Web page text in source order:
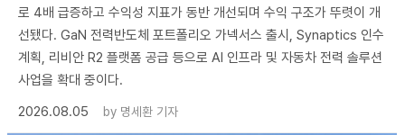
로 4배 급증하고 수익성 지표가 동반 개선되며 수익 구조가 뚜렷이 개
선됐다. GaN 전력반도체 포트폴리오 가넥서스 출시, Synaptics 인수
계획, 리비안 R2 플랫폼 공급 등으로 AI 인프라 및 자동차 전력 솔루션
사업을 확대 중이다.
2026.08.05
by 명세환 기자